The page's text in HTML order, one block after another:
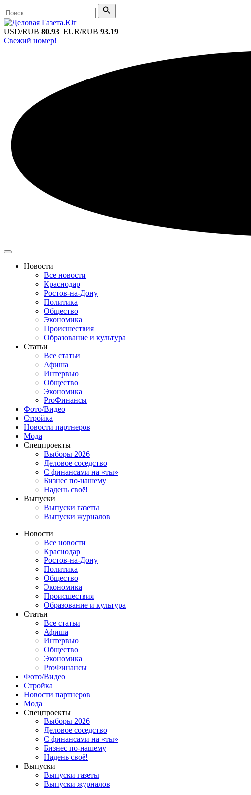
Поиск
Поиск
USD/RUB 80.93 EUR/RUB 93.19
Свежий номер!
Новости
Все новости
Краснодар
Ростов-на-Дону
Политика
Общество
Экономика
Происшествия
Образование и культура
Статьи
Все статьи
Афиша
Интервью
Общество
Экономика
ProФинансы
Фото/Видео
Стройка
Новости партнеров
Мода
Спецпроекты
Выборы 2026
Деловое соседство
С финансами на «ты»
Бизнес по-нашему
Надень своё!
Выпуски
Выпуски газеты
Выпуски журналов
Новости
Все новости
Краснодар
Ростов-на-Дону
Политика
Общество
Экономика
Происшествия
Образование и культура
Статьи
Все статьи
Афиша
Интервью
Общество
Экономика
ProФинансы
Фото/Видео
Стройка
Новости партнеров
Мода
Спецпроекты
Выборы 2026
Деловое соседство
С финансами на «ты»
Бизнес по-нашему
Надень своё!
Выпуски
Выпуски газеты
Выпуски журналов